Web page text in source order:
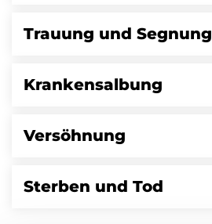
Trauung und Segnung
Krankensalbung
Versöhnung
Sterben und Tod